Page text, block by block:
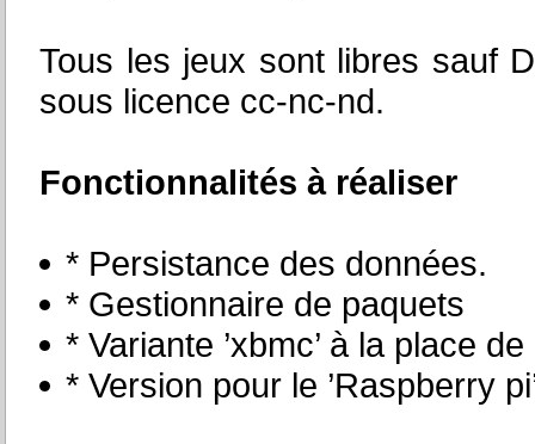
Tous les jeux sont libres sauf
sous licence cc-nc-nd.
Fonctionnalités à réaliser
* Persistance des données.
* Gestionnaire de paquets
* Variante ’xbmc’ à la place
* Version pour le ’Raspberry